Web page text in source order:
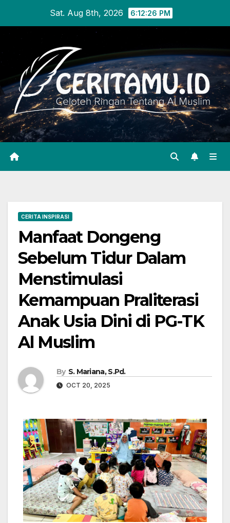
Sat. Aug 8th, 2026 6:12:26 PM
CERITA INSPIRASI
Manfaat Dongeng
Sebelum Tidur Dalam
Menstimulasi
Kemampuan Praliterasi
Anak Usia Dini di PG-TK
Al Muslim
By S. Mariana, S.Pd.
OCT 20, 2025